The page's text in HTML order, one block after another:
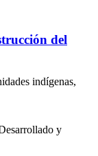
del
indígenas,
y